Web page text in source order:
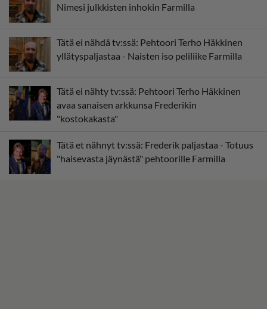
Nimesi julkkisten inhokin Farmilla
Tätä ei nähdä tv:ssä: Pehtoori Terho Häkkinen
yllätyspaljastaa - Naisten iso peliliike Farmilla
Tätä ei nähty tv:ssä: Pehtoori Terho Häkkinen
avaa sanaisen arkkunsa Frederikin
"kostokakasta"
Tätä et nähnyt tv:ssä: Frederik paljastaa - Totuus
"haisevasta jäynästä" pehtoorille Farmilla